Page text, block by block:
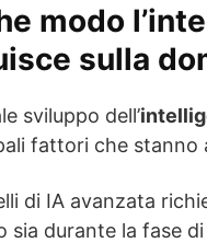
modo
sulla
sviluppo dell’
fattori che stanno
di IA avanzata
sia durante la fase